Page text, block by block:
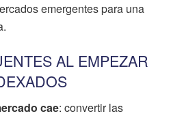
emergentes para una
AL EMPEZAR
cae: convertir las